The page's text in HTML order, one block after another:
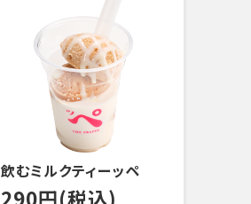
飲むミルクティーッペ